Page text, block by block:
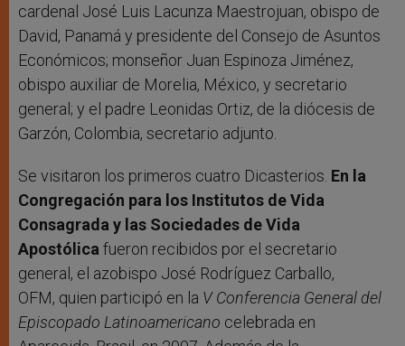
cardenal José Luis Lacunza Maestrojuan, obispo de
David, Panamá y presidente del Consejo de Asuntos
Económicos; monseñor Juan Espinoza Jiménez,
obispo auxiliar de Morelia, México, y secretario
general; y el padre Leonidas Ortiz, de la diócesis de
Garzón, Colombia, secretario adjunto.
Se visitaron los primeros cuatro Dicasterios. En la
Congregación para los Institutos de Vida
Consagrada y las Sociedades de Vida
Apostólicafueron recibidos por el secretario
general, el azobispo José Rodríguez Carballo,
OFM, quien participó en la V Conferencia General del
Episcopado Latinoamericano celebrada en